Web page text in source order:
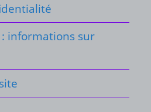
informations sur